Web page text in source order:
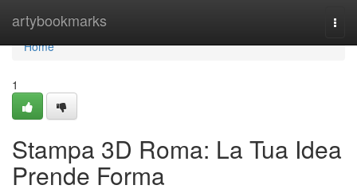
artybookmarks
Home
Home
1
Stampa 3D Roma: La Tua Idea
Prende Forma